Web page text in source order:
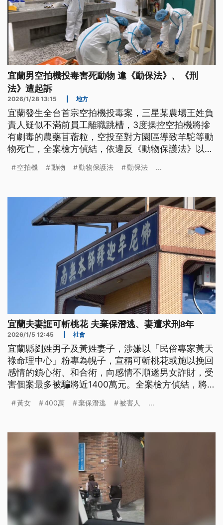
宜蘭男空拍機投毒害死動物 違《動保法》、《刑
法》遭起訴
2026/1/28 13:15 地方
宜蘭發生全台首宗空拍機投毒案，三星某農場王姓負
責人疑似不滿前員工離職跳槽，3度操控空拍機將摻
有劇毒的農藥苜蓿粒，空投至對方園區導致羊駝等動
物死亡，全案檢方偵結，依違反《動物保護法》以及
因此向法院請求從重量刑。
空拍機 動物 動物保護法 動保法 ...
宜蘭夫妻誆可斬桃花 夫棄保潛逃、妻遭求刑8年
2026/1/5 12:45 社會
宜蘭縣劉姓男子及黃姓妻子，涉嫌以「民俗專家黃天
祿命理中心」粉專為幌子，宣稱可斬桃花或施以挽回
感情的鎖心術、和合術，向感情不順遂男女詐財，受
害個案最多被騙將近1400萬元。全案檢方偵結，將
元交保後潛逃，目前檢警通緝中。
黃女 400萬 棄保潛逃 被害人 ...